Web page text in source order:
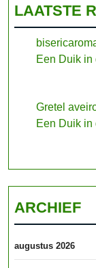
LAATSTE
Een Duik in
Gretel
Een Duik in
ARCHIEF
augustus 2026